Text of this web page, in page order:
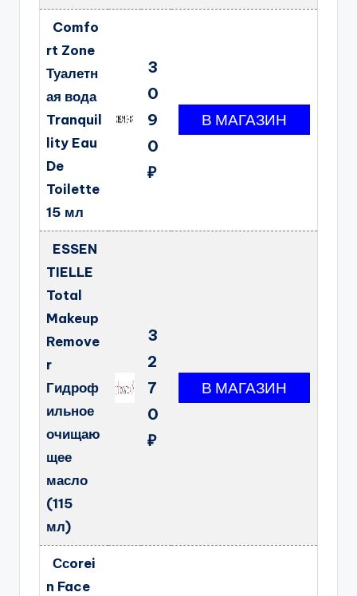
Comfo
rt Zone
Туалетн
ая вода
Tranquil
lity Eau
De
Toilette
15 мл
3
0
9
0
₽
ESSEN
TIELLE
Total
Makeup
Remove
r
Гидроф
ильное
очищаю
щее
масло
(115
мл)
3
2
7
0
₽
Ссorei
n Face